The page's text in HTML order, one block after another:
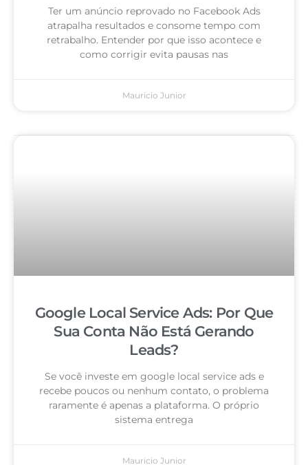
Ter um anúncio reprovado no Facebook Ads
atrapalha resultados e consome tempo com
retrabalho. Entender por que isso acontece e
como corrigir evita pausas nas
Mauricio Junior
Google Local Service Ads: Por Que
Sua Conta Não Está Gerando
Leads?
Se você investe em google local service ads e
recebe poucos ou nenhum contato, o problema
raramente é apenas a plataforma. O próprio
sistema entrega
Mauricio Junior